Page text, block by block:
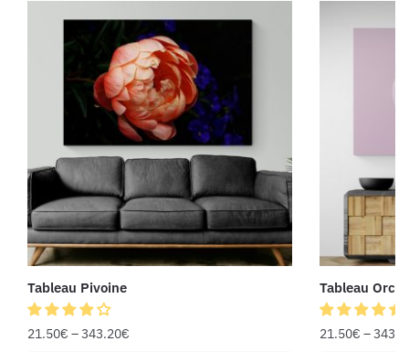
Tableau Pivoine
21.50€ –343.20€
Tableau
21.50€ –